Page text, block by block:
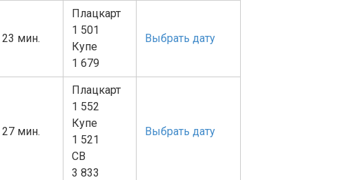
23 мин.
Плацкарт
1 501
Купе
1 679
Выбрать дату
27 мин.
Плацкарт
1 552
Купе
1 521
СВ
3 833
Выбрать дату